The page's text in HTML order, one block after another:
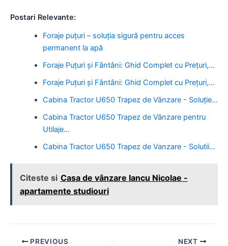
Postari Relevante:
Foraje puțuri – soluția sigură pentru acces
permanent la apă
Foraje Puțuri și Fântâni: Ghid Complet cu Prețuri,…
Foraje Puțuri și Fântâni: Ghid Complet cu Prețuri,…
Cabina Tractor U650 Trapez de Vânzare - Soluție…
Cabina Tractor U650 Trapez de Vânzare pentru
Utilaje…
Cabina Tractor U650 Trapez de Vanzare - Solutii…
Citeste si Casa de vânzare Iancu Nicolae -
apartamente studiouri
Post PREVIOUS NEXT